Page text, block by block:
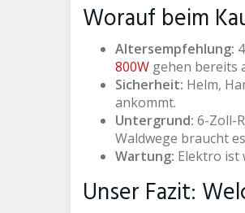
Worauf beim
Altersempfehlung:
800W gehen bereits
Sicherheit: Helm,
ankommt.
Untergrund: 6-Zoll-
Waldwege braucht
Wartung: Elektro ist
Unser Fazit: